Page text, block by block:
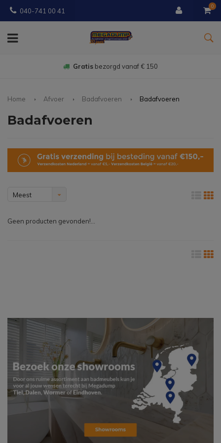
040-741 00 41
0
Gratis bezorgd vanaf € 150
Home Afvoer Badafvoeren Badafvoeren
Badafvoeren
Meest
Geen producten gevonden!...